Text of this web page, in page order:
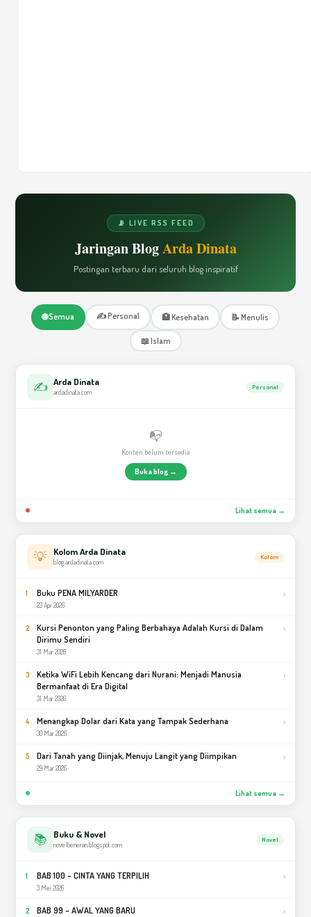
📡 LIVE RSS FEED
Jaringan BlogArda Dinata
Postingan terbaru dari seluruh blog inspiratif
🌐 Semua ✍️ Personal 🏥 Kesehatan 📝 Menulis
📖 Islam
✍️ Arda Dinata
ardadinata.com
Personal
📭
Konten belum tersedia
Buka blog →
Lihat semua →
💡 Kolom Arda Dinata
blog.ardadinata.com
Kolom
1 Buku PENA MILYARDER
23 Apr 2026
›
2
Kursi Penonton yang Paling Berbahaya Adalah Kursi di Dalam
Dirimu Sendiri
31 Mar 2026
›
3
Ketika WiFi Lebih Kencang dari Nurani: Menjadi Manusia
Bermanfaat di Era Digital
31 Mar 2026
›
4 Menangkap Dolar dari Kata yang Tampak Sederhana
30 Mar 2026
›
5 Dari Tanah yang Diinjak, Menuju Langit yang Diimpikan
29 Mar 2026
›
Lihat semua →
📚 Buku & Novel
novelbeneran.blogspot.com
Novel
1 BAB 100 – CINTA YANG TERPILIH
3 Mei 2026
›
2 BAB 99 – AWAL YANG BARU ›